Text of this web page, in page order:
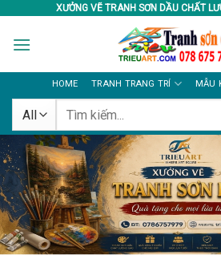
content
XƯỞNG VẼ TRANH SƠN DẦU CHẤT
HOME TRANH TRANG TRÍ MẪU
Tìm